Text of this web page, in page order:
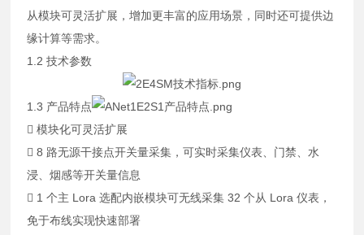
从模块可灵活扩展，增加更丰富的应用场景，同时还可提供边
缘计算等需求。
1.2 技术参数
1.3 产品特点
 模块化可灵活扩展
 8 路无源干接点开关量采集，可实时采集仪表、门禁、水
浸、烟感等开关量信息
 1 个主 Lora 选配内嵌模块可无线采集 32 个从 Lora 仪表，
免于布线实现快速部署